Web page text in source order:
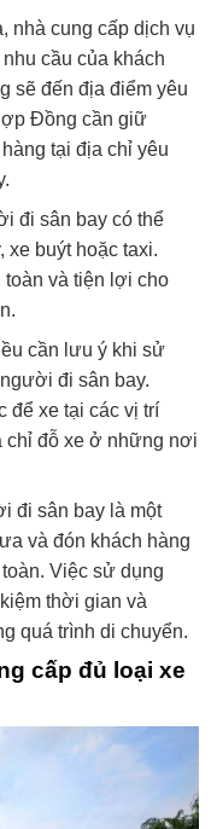
nhà cung cấp dịch vụ
cầu của khách
sẽ đến địa điểm yêu
Đồng cần giữ
tại địa chỉ yêu
đi sân bay có thể
xe buýt hoặc taxi.
và tiện lợi cho
cần lưu ý khi sử
đi sân bay.
để xe tại các vị trí
chỉ đỗ xe ở những nơi
đi sân bay là một
và đón khách hàng
Việc sử dụng
thời gian và
quá trình di chuyển.
cấp đủ loại xe